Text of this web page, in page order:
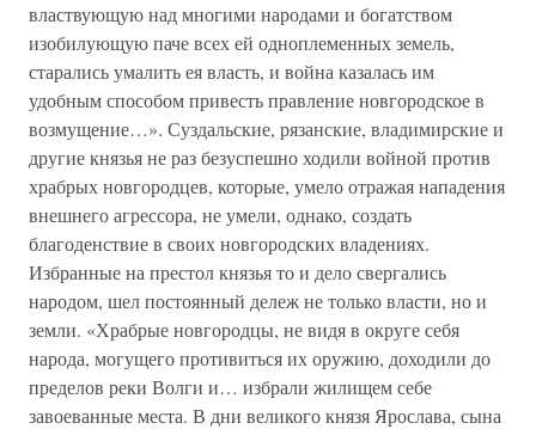
властвующую над многими народами и богатством
изобилующую паче всех ей одноплеменных земель,
старались умалить ея власть, и война казалась им
удобным способом привесть правление новгородское в
возмущение…». Суздальские, рязанские, владимирские и
другие князья не раз безуспешно ходили войной против
храбрых новгородцев, которые, умело отражая нападения
внешнего агрессора, не умели, однако, создать
благоденствие в своих новгородских владениях.
Избранные на престол князья то и дело свергались
народом, шел постоянный дележ не только власти, но и
земли. «Храбрые новгородцы, не видя в округе себя
народа, могущего противиться их оружию, доходили до
пределов реки Волги и… избрали жилищем себе
завоеванные места. В дни великого князя Ярослава, сына